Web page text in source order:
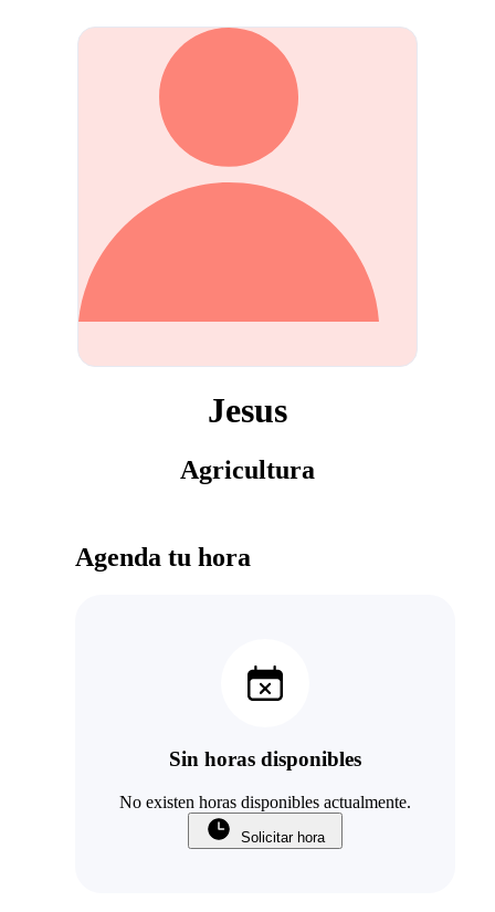
Jesus
Agricultura
Agenda tu hora
Sin horas disponibles
No existen horas disponibles actualmente.
Solicitar hora